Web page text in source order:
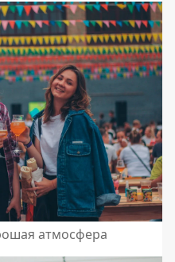
атмосфера